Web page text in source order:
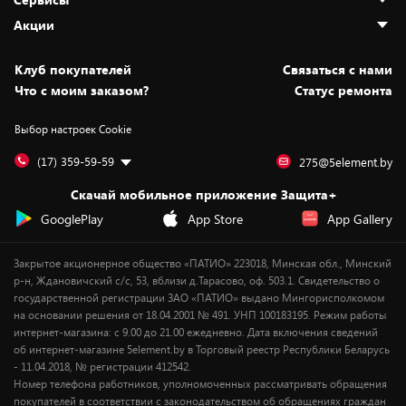
Адреса магазинов
Новости
Статьи и обзоры
Вакансии
Дай пять добру!
Как сделать заказ
Оплата и доставка
Безналичный расчёт
Обмен и возврат товара
Обработка персональных данных
Подарочные карты
Установка техники
Для игровых консолей
Для мобильных устройств
Для компьютеров
Сервисные центры
Акции
Скидки и промокоды
Белорусские товары
Бонусы
Оплата частями
Уценка
Клуб покупателей
Cвязаться с нами
Что с моим заказом?
Статус ремонта
Выбор настроек Cookie
(17) 359-59-59 275@5element.by
Скачай мобильное приложение Защита+
GooglePlay
App Store App Gallery
Закрытое акционерное общество «ПАТИО» 223018, Минская обл., Минский
р-н, Ждановичский с/с, 53, вблизи д.Тарасово, оф. 503.1. Свидетельство о
государственной регистрации ЗАО «ПАТИО» выдано Мингорисполкомом
на основании решения от 18.04.2001 № 491. УНП 100183195. Режим работы
интернет-магазина: с 9.00 до 21.00 ежедневно. Дата включения сведений
об интернет-магазине 5element.by в Торговый реестр Республики Беларусь
- 11.04.2018, № регистрации 412542.
Номер телефона работников, уполномоченных рассматривать обращения
покупателей в соответствии с законодательством об обращениях граждан